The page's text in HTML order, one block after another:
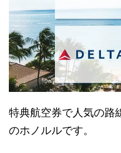
特典航空券で人気の路
のホノルルです。